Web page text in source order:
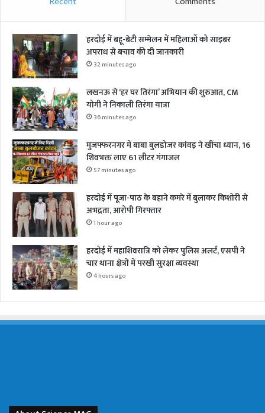
हरदोई में बहू-बेटी सम्मेलन में महिलाओं को साइबर
अपराध से बचाव की दी जानकारी
32 minutes ago
लखनऊ से ‘हर घर तिरंगा’ अभियान की शुरुआत, CM
योगी ने निकाली तिरंगा यात्रा
36 minutes ago
मुजफ्फरनगर में बाबा बुलडोजर कांवड़ ने खींचा ध्यान, 16
शिवभक्त लाए 61 लीटर गंगाजल
57 minutes ago
हरदोई में पूजा-पाठ के बहाने कमरे में बुलाकर किशोरी से
अभद्रता, आरोपी गिरफ्तार
1 hour ago
हरदोई में महाशिवरात्रि को लेकर पुलिस अलर्ट, एसपी ने
चार थाना क्षेत्रों में परखी सुरक्षा व्यवस्था
4 hours ago